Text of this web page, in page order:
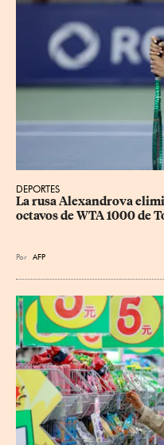
DEPORTES
La rusa Alexandrova
octavos de WTA 1000 de
Por AFP